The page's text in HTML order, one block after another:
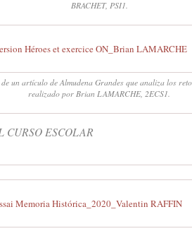
BRACHET, PSI1.
Héroes et exercice ON_Brian LAMARCHE
un artículo de Almudena Grandes que analiza los
realizado por Brian LAMARCHE, 2ECS1.
CURSO ESCOLAR
Memoria Histórica_2020_Valentin RAFFIN